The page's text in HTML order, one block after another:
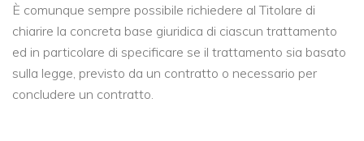
È comunque sempre possibile richiedere al Titolare di
chiarire la concreta base giuridica di ciascun trattamento
ed in particolare di specificare se il trattamento sia basato
sulla legge, previsto da un contratto o necessario per
concludere un contratto.